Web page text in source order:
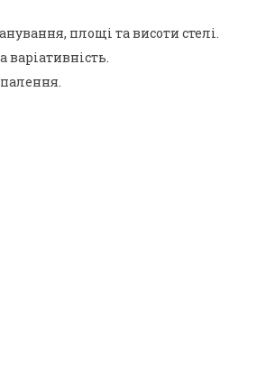
площі та висоти стелі.
варіативність.